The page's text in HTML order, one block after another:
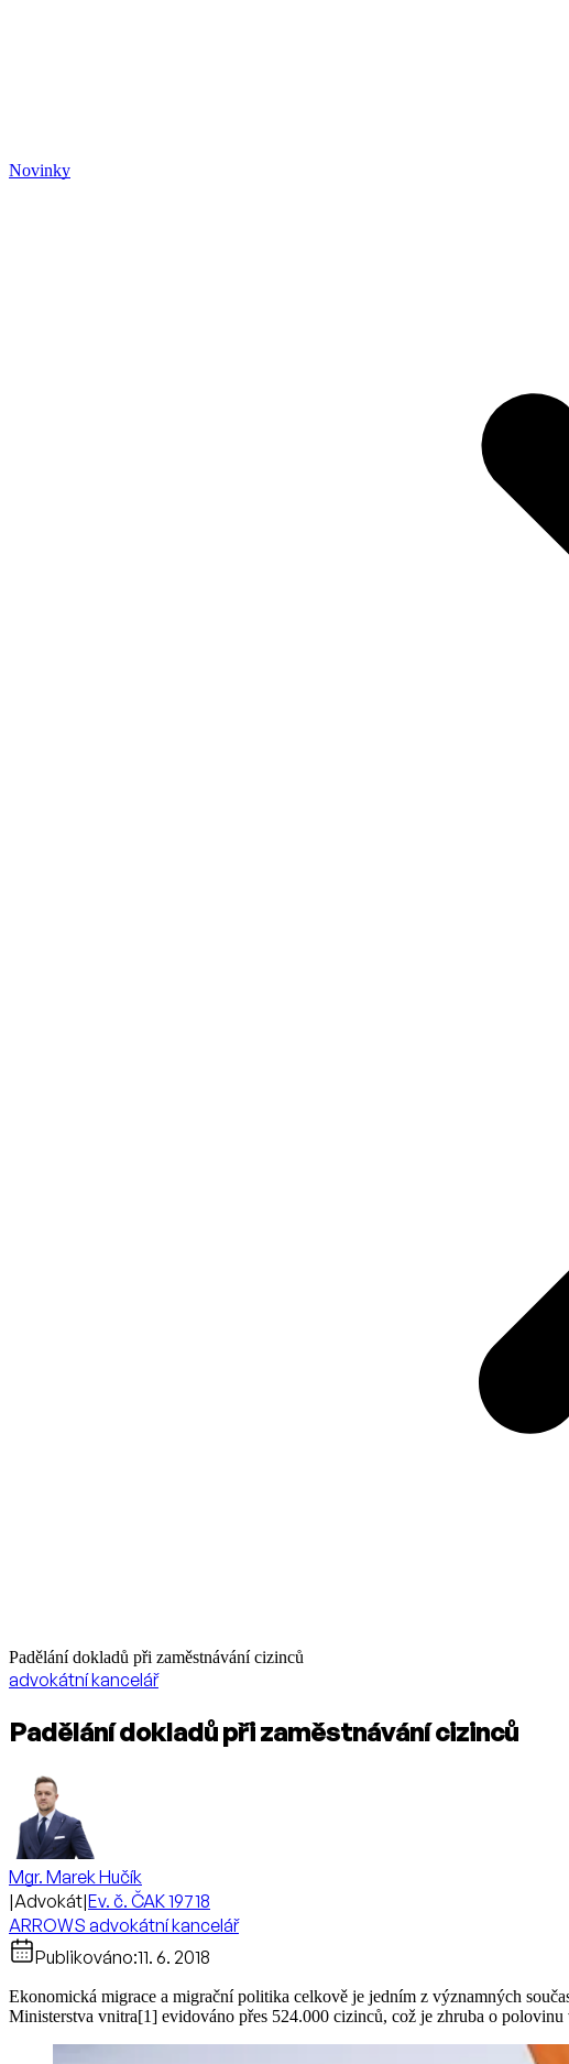
Novinky
Padělání dokladů při zaměstnávání cizinců
advokátní kancelář
Padělání dokladů při zaměstnávání cizinců
Mgr. Marek Hučík
|Advokát|Ev. č. ČAK 19718
ARROWS advokátní kancelář
Publikováno:11. 6. 2018
Ekonomická migrace a migrační politika celkově je jedním z významných
Ministerstva vnitra[1] evidováno přes 524.000 cizinců, což je zhruba o polovinu